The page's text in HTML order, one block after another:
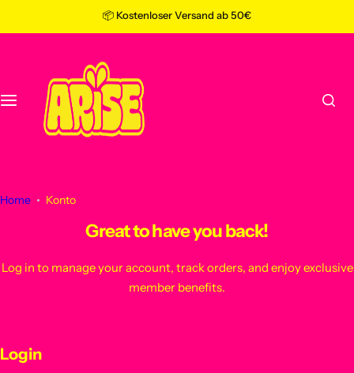
📦 Kostenloser Versand ab 50€
PRODUKT-VORTEILE
UNSERE STORY
Home Konto
Great to have you back!
Log in to manage your account, track orders, and enjoy exclusive
member benefits.
Login
h
p
n